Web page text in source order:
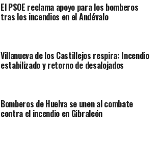
El PSOE reclama apoyo para los bomberos
tras los incendios en el Andévalo
Villanueva de los Castillejos respira: Incendio
estabilizado y retorno de desalojados
Bomberos de Huelva se unen al combate
contra el incendio en Gibraleón